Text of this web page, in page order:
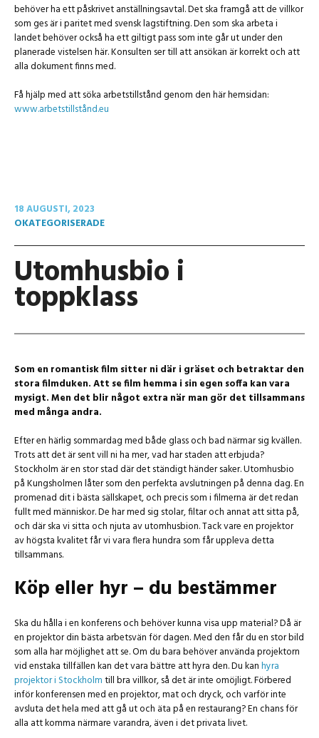
behöver ha ett påskrivet anställningsavtal. Det ska framgå att de villkor
som ges är i paritet med svensk lagstiftning. Den som ska arbeta i
landet behöver också ha ett giltigt pass som inte går ut under den
planerade vistelsen här. Konsulten ser till att ansökan är korrekt och att
alla dokument finns med.
Få hjälp med att söka arbetstillstånd genom den här hemsidan:
www.arbetstillstånd.eu
18 AUGUSTI, 2023
OKATEGORISERADE
Utomhusbio i
toppklass
Som en romantisk film sitter ni där i gräset och betraktar den
stora filmduken. Att se film hemma i sin egen soffa kan vara
mysigt. Men det blir något extra när man gör det tillsammans
med många andra.
Efter en härlig sommardag med både glass och bad närmar sig kvällen.
Trots att det är sent vill ni ha mer, vad har staden att erbjuda?
Stockholm är en stor stad där det ständigt händer saker. Utomhusbio
på Kungsholmen låter som den perfekta avslutningen på denna dag. En
promenad dit i bästa sällskapet, och precis som i filmerna är det redan
fullt med människor. De har med sig stolar, filtar och annat att sitta på,
och där ska vi sitta och njuta av utomhusbion. Tack vare en projektor
av högsta kvalitet får vi vara flera hundra som får uppleva detta
tillsammans.
Köp eller hyr – du bestämmer
Ska du hålla i en konferens och behöver kunna visa upp material? Då är
en projektor din bästa arbetsvän för dagen. Med den får du en stor bild
som alla har möjlighet att se. Om du bara behöver använda projektorn
vid enstaka tillfällen kan det vara bättre att hyra den. Du kanhyra
projektor i Stockholmtill bra villkor, så det är inte omöjligt. Förbered
inför konferensen med en projektor, mat och dryck, och varför inte
avsluta det hela med att gå ut och äta på en restaurang? En chans för
alla att komma närmare varandra, även i det privata livet.